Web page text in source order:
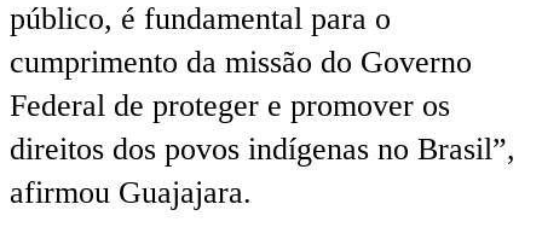
público, é fundamental para o
cumprimento da missão do Governo
Federal de proteger e promover os
direitos dos povos indígenas no Brasil”,
afirmou Guajajara.